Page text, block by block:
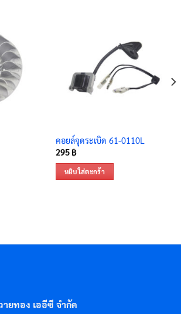
คอยล์จุดระเบิด 61-0110L
295 ฿
หยิบใส่ตะกร้า
ยทอง เออีซี จำกัด